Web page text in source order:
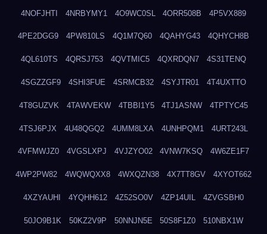
4NOFJHTI 4NRBYMY1 4O9WC0SL 4ORR508B 4P5VX889
4PE2DGG9 4PW810LS 4Q1M7Q60 4QAHYG43 4QHYCH8B
4QL610TS 4QRSJ753 4QVTMIC5 4QXRDQN7 4S31TENQ
4SGZZGF9 4SHI3FUE 4SRMCB32 4SYJTR01 4T4UXTTO
4T8GUZVK 4TAWVEKW 4TBBI1Y5 4TJ1ASNW 4TPTYC45
4TSJ6PJX 4U48QGQ2 4UMM8LXA 4UNHPQM1 4URT243L
4VFMWJZ0 4VGSLXPJ 4VJZYO02 4VNW7KSQ 4W6ZE1F7
4WP2PW82 4WQWQXX8 4WXQZN38 4X7TT8GV 4XYOT662
4XZYAUHI 4YQHH612 4Z52SO0V 4ZP14UIL 4ZVGSBH0
50JO9B1K 50KZ2V9P 50NNJN5E 50S8F1Z0 510NBX1W